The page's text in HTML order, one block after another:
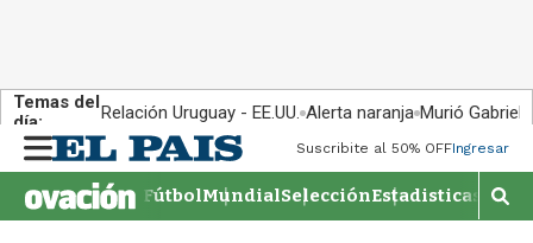
Temas del
día:
Relación Uruguay - EE.UU. Alerta naranja Murió Gabriel
n
u
Suscribite al 50% OFFIngresar
FútbolMundialSelecciónEstadisticas
M
o